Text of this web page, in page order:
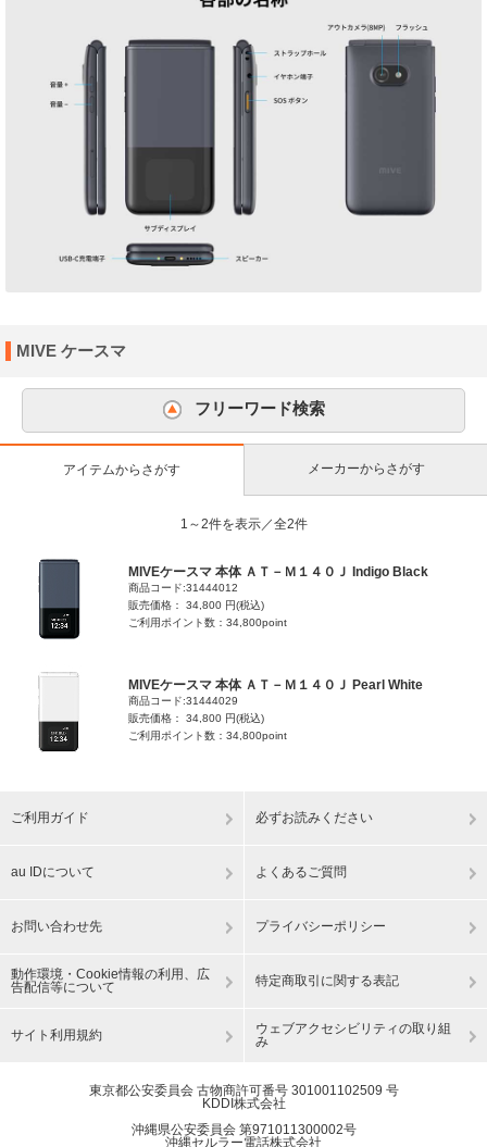
MIVE ケースマ
フリーワード検索
アイテムからさがす メーカーからさがす
1～2件を表示／全2件
MIVEケースマ 本体 ＡＴ－Ｍ１４０Ｊ Indigo Black
商品コード:31444012
販売価格： 34,800 円(税込)
ご利用ポイント数：34,800point
MIVEケースマ 本体 ＡＴ－Ｍ１４０Ｊ Pearl White
商品コード:31444029
販売価格： 34,800 円(税込)
ご利用ポイント数：34,800point
ご利用ガイド 必ずお読みください
au IDについて よくあるご質問
お問い合わせ先 プライバシーポリシー
動作環境・Cookie情報の利用、広
告配信等について
特定商取引に関する表記
サイト利用規約
ウェブアクセシビリティの取り組
み
東京都公安委員会 古物商許可番号 301001102509 号
KDDI株式会社
沖縄県公安委員会 第971011300002号
沖縄セルラー電話株式会社